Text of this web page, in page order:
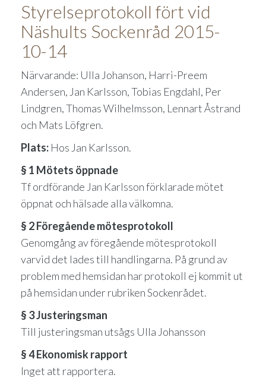
Styrelseprotokoll fört vid
Näshults Sockenråd 2015-
10-14
Närvarande: Ulla Johanson, Harri-Preem
Andersen, Jan Karlsson, Tobias Engdahl, Per
Lindgren, Thomas Wilhelmsson, Lennart Åstrand
och Mats Löfgren.
Plats: Hos Jan Karlsson.
§ 1 Mötets öppnade
Tf ordförande Jan Karlsson förklarade mötet
öppnat och hälsade alla välkomna.
§ 2 Föregående mötesprotokoll
Genomgång av föregående mötesprotokoll
varvid det lades till handlingarna. På grund av
problem med hemsidan har protokoll ej kommit ut
på hemsidan under rubriken Sockenrådet.
§ 3 Justeringsman
Till justeringsman utsågs Ulla Johansson
§ 4 Ekonomisk rapport
Inget att rapportera.